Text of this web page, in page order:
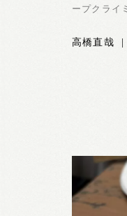
ープクライ
高橋直哉 |